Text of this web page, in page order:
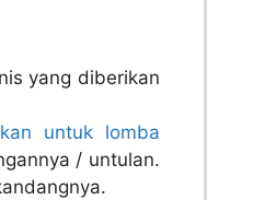
yang diberikan
untuk lomba
/ untulan.